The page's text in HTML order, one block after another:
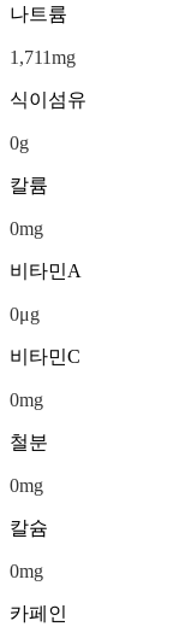
나트륨
1,711mg
식이섬유
0g
칼륨
0mg
비타민A
0μg
비타민C
0mg
철분
0mg
칼슘
0mg
카페인